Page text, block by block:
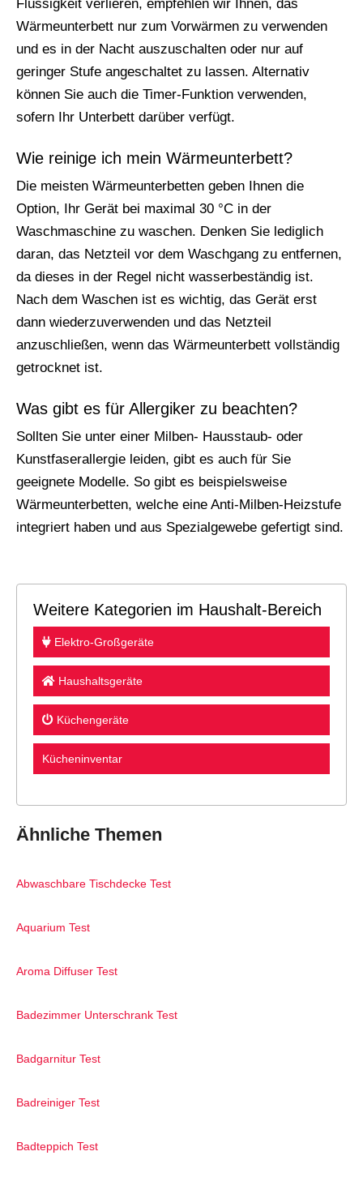
Flüssigkeit verlieren, empfehlen wir Ihnen, das
Wärmeunterbett nur zum Vorwärmen zu verwenden
und es in der Nacht auszuschalten oder nur auf
geringer Stufe angeschaltet zu lassen. Alternativ
können Sie auch die Timer-Funktion verwenden,
sofern Ihr Unterbett darüber verfügt.
Wie reinige ich mein Wärmeunterbett?
Die meisten Wärmeunterbetten geben Ihnen die
Option, Ihr Gerät bei maximal 30 °C in der
Waschmaschine zu waschen. Denken Sie lediglich
daran, das Netzteil vor dem Waschgang zu entfernen,
da dieses in der Regel nicht wasserbeständig ist.
Nach dem Waschen ist es wichtig, das Gerät erst
dann wiederzuverwenden und das Netzteil
anzuschließen, wenn das Wärmeunterbett vollständig
getrocknet ist.
Was gibt es für Allergiker zu beachten?
Sollten Sie unter einer Milben- Hausstaub- oder
Kunstfaserallergie leiden, gibt es auch für Sie
geeignete Modelle. So gibt es beispielsweise
Wärmeunterbetten, welche eine Anti-Milben-Heizstufe
integriert haben und aus Spezialgewebe gefertigt sind.
Weitere Kategorien im Haushalt-Bereich
Elektro-Großgeräte
Haushaltsgeräte
Küchengeräte
Kücheninventar
Ähnliche Themen
Abwaschbare Tischdecke Test
Aquarium Test
Aroma Diffuser Test
Badezimmer Unterschrank Test
Badgarnitur Test
Badreiniger Test
Badteppich Test